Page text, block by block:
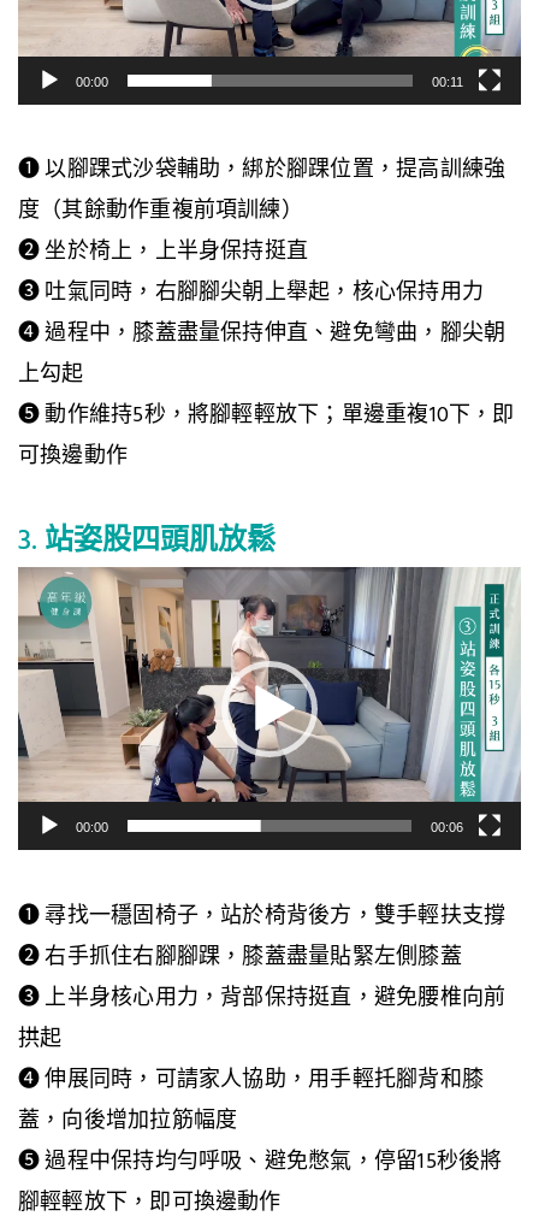
放
器
00:00 00:11
❶ 以腳踝式沙袋輔助，綁於腳踝位置，提高訓練強
度（其餘動作重複前項訓練）
❷ 坐於椅上，上半身保持挺直
❸ 吐氣同時，右腳腳尖朝上舉起，核心保持用力
❹ 過程中，膝蓋盡量保持伸直、避免彎曲，腳尖朝
上勾起
❺ 動作維持5秒，將腳輕輕放下；單邊重複10下，即
可換邊動作
3. 站姿股四頭肌放鬆
視
訊
播
放
器
00:00 00:06
❶ 尋找一穩固椅子，站於椅背後方，雙手輕扶支撐
❷ 右手抓住右腳腳踝，膝蓋盡量貼緊左側膝蓋
❸ 上半身核心用力，背部保持挺直，避免腰椎向前
拱起
❹ 伸展同時，可請家人協助，用手輕托腳背和膝
蓋，向後增加拉筋幅度
❺ 過程中保持均勻呼吸、避免憋氣，停留15秒後將
腳輕輕放下，即可換邊動作